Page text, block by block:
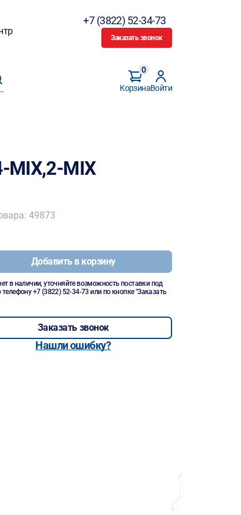
+7 (3822) 52-34-73
Заказать звонок
Корзина
0
Войти
MIX,2-MIX
49873
Добавить в корзину
в наличии, уточняйте возможность поставки под
телефону+7 (3822) 52-34-73 или по кнопке "Заказать
Заказать звонок
Нашли ошибку?